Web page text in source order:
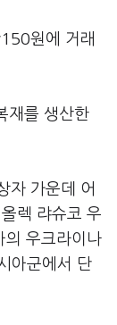
원에 거래
재를 생산한
자 가운데 어
렉 랴슈코 우
의 우크라이나
아군에서 단